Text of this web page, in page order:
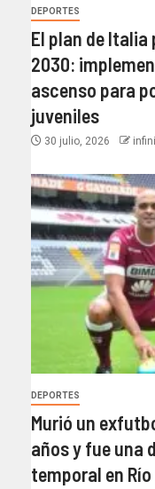
DEPORTES
El plan de Italia
2030:
ascenso para
juveniles
30 julio, 2026
DEPORTES
Murió un
años y fue una
temporal en